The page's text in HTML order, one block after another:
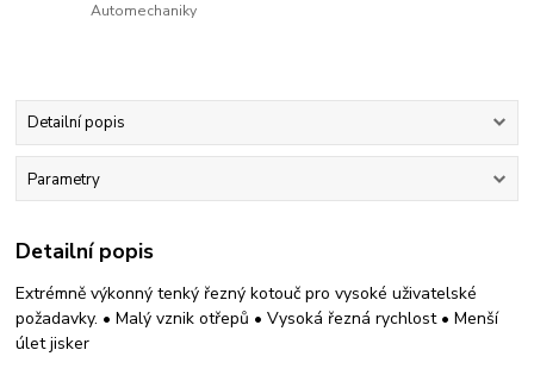
Automechaniky
Detailní popis
Parametry
Detailní popis
Extrémně výkonný tenký řezný kotouč pro vysoké uživatelské
požadavky. • Malý vznik otřepů • Vysoká řezná rychlost • Menší
úlet jisker